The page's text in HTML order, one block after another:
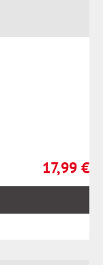
Regulärer
17,99 €